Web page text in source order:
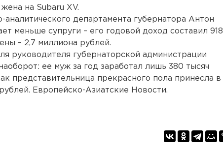
на Subaru XV.
департамента губернатора Антон
меньше супруги – его годовой доход составил 918
– 2,7 миллиона рублей.
руководителя губернаторской администрации
ее муж за год заработал лишь 380 тысяч
представительница прекрасного пола принесла в
Европейско-Азиатские Новости.